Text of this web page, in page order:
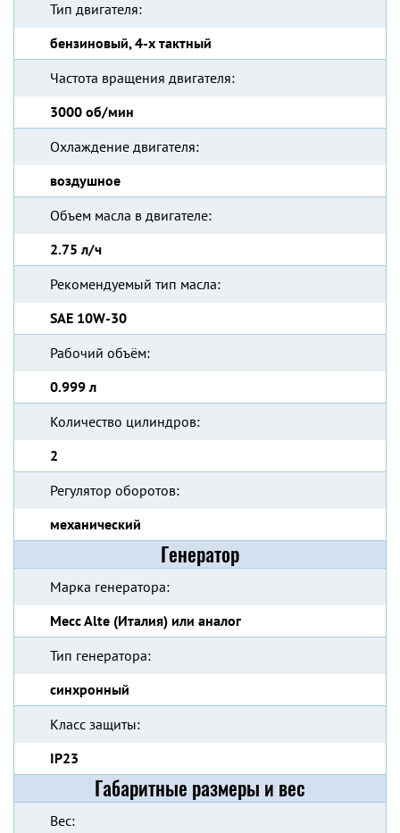
Тип двигателя:
бензиновый, 4-х тактный
Частота вращения двигателя:
3000 об/мин
Охлаждение двигателя:
воздушное
Объем масла в двигателе:
2.75 л/ч
Рекомендуемый тип масла:
SAE 10W-30
Рабочий объём:
0.999 л
Количество цилиндров:
2
Регулятор оборотов:
механический
Генератор
Марка генератора:
Mecc Alte (Италия) или аналог
Тип генератора:
синхронный
Класс защиты:
IP23
Габаритные размеры и вес
Вес: